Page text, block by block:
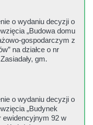
o wydaniu decyzji o
„Budowa domu
gospodarczym z
na działce o nr
gm.
o wydaniu decyzji o
„Budynek
ewidencyjnym 92 w